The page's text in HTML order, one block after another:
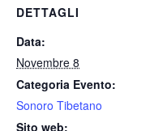
DETTAGLI
Data:
Novembre 8
Categoria Evento:
Sonoro Tibetano
Sito web: